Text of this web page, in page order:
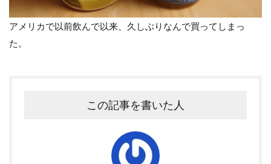
アメリカで以前飲んで以来、久しぶりなんで買ってしまっ
た。
この記事を書いた人